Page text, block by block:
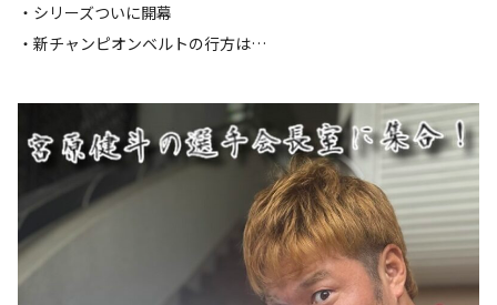
・シリーズついに開幕
・新チャンピオンベルトの行方は…